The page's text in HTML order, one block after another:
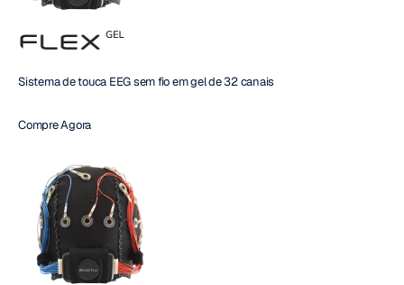
Sistema de touca EEG sem fio em gel de 32 canais
Compre Agora